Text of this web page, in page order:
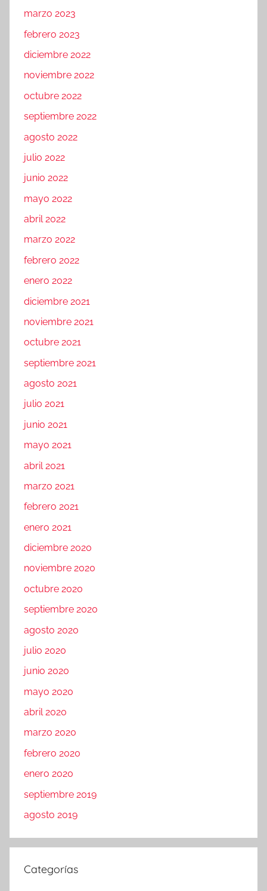
marzo 2023
febrero 2023
diciembre 2022
noviembre 2022
octubre 2022
septiembre 2022
agosto 2022
julio 2022
junio 2022
mayo 2022
abril 2022
marzo 2022
febrero 2022
enero 2022
diciembre 2021
noviembre 2021
octubre 2021
septiembre 2021
agosto 2021
julio 2021
junio 2021
mayo 2021
abril 2021
marzo 2021
febrero 2021
enero 2021
diciembre 2020
noviembre 2020
octubre 2020
septiembre 2020
agosto 2020
julio 2020
junio 2020
mayo 2020
abril 2020
marzo 2020
febrero 2020
enero 2020
septiembre 2019
agosto 2019
Categorías